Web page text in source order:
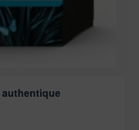
authentique